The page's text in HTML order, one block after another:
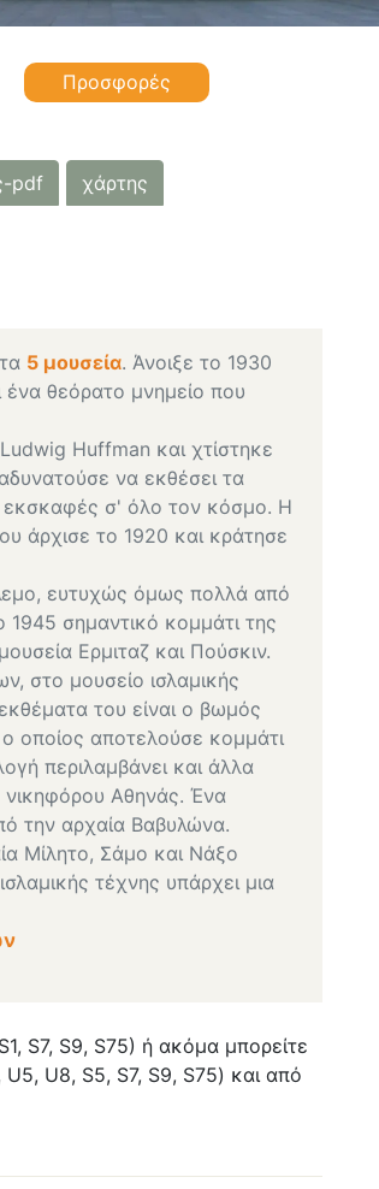
Προσφορές
pdf χάρτης
5 μουσεία. Άνοιξε το 1930
θεόρατο μνημείο που
Huffman και χτίστηκε
να εκθέσει τα
εκσκαφές σ' όλο τον κόσμο. Η
άρχισε το 1920 και κράτησε
ευτυχώς όμως πολλά από
σημαντικό κομμάτι της
Ερμιταζ και Πούσκιν.
στο μουσείο ισλαμικής
του είναι ο βωμός
οποίος αποτελούσε κομμάτι
περιλαμβάνει και άλλα
Αθηνάς. Ένα
την αρχαία Βαβυλώνα.
Μίλητο, Σάμο και Νάξο
τέχνης υπάρχει μια
S7, S9, S75) ή ακόμα μπορείτε
U8, S5, S7, S9, S75) και από